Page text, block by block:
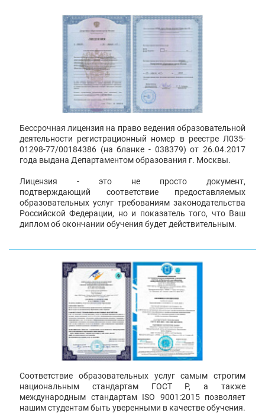
Бессрочная лицензия на право ведения образовательной
деятельности регистрационный номер в реестре Л035-
01298-77/00184386 (на бланке - 038379) от 26.04.2017
года выдана Департаментом образования г. Москвы.
Лицензия - это не просто документ,
подтверждающий соответствие предоставляемых
образовательных услуг требованиям законодательства
Российской Федерации, но и показатель того, что Ваш
диплом об окончании обучения будет действительным.
Соответствие образовательных услуг самым строгим
национальным стандартам ГОСТ Р, а также
международным стандартам ISO 9001:2015 позволяет
нашим студентам быть уверенными в качестве обучения.